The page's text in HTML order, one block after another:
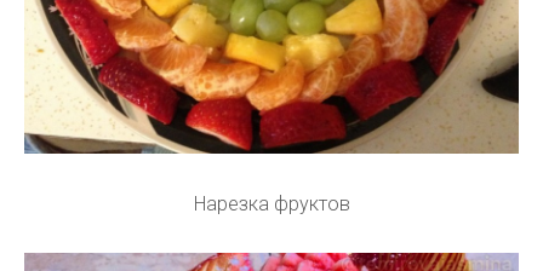
Нарезка фруктов